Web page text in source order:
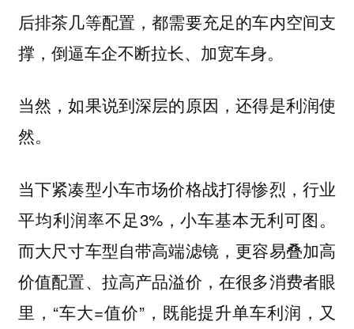
后排茶几等配置，都需要充足的车内空间支
撑，倒逼车企不断拉长、加宽车身。
当然，如果说到深层的原因，还得是利润使
然。
当下紧凑型小车市场价格战打得惨烈，行业
平均利润率不足3%，小车基本无利可图。
而大尺寸车型自带高端滤镜，更容易叠加高
价值配置、拉高产品溢价，在很多消费者眼
里，“车大=值价”，既能提升单车利润，又